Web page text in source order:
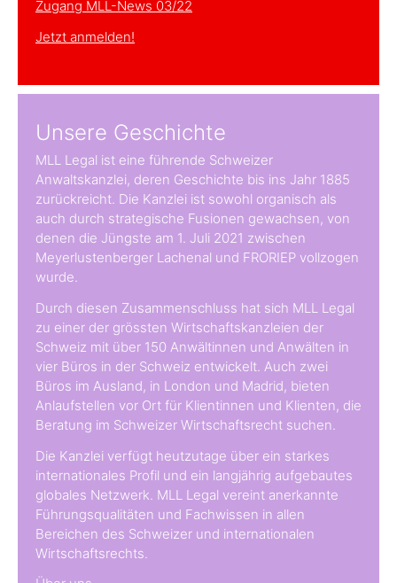
Zugang MLL-News 03/22
Jetzt anmelden!
Unsere Geschichte
MLL Legal ist eine führende Schweizer
Anwaltskanzlei, deren Geschichte bis ins Jahr 1885
zurückreicht. Die Kanzlei ist sowohl organisch als
auch durch strategische Fusionen gewachsen, von
denen die Jüngste am 1. Juli 2021 zwischen
Meyerlustenberger Lachenal und FRORIEP vollzogen
wurde.
Durch diesen Zusammenschluss hat sich MLL Legal
zu einer der grössten Wirtschaftskanzleien der
Schweiz mit über 150 Anwältinnen und Anwälten in
vier Büros in der Schweiz entwickelt. Auch zwei
Büros im Ausland, in London und Madrid, bieten
Anlaufstellen vor Ort für Klientinnen und Klienten, die
Beratung im Schweizer Wirtschaftsrecht suchen.
Die Kanzlei verfügt heutzutage über ein starkes
internationales Profil und ein langjährig aufgebautes
globales Netzwerk. MLL Legal vereint anerkannte
Führungsqualitäten und Fachwissen in allen
Bereichen des Schweizer und internationalen
Wirtschaftsrechts.